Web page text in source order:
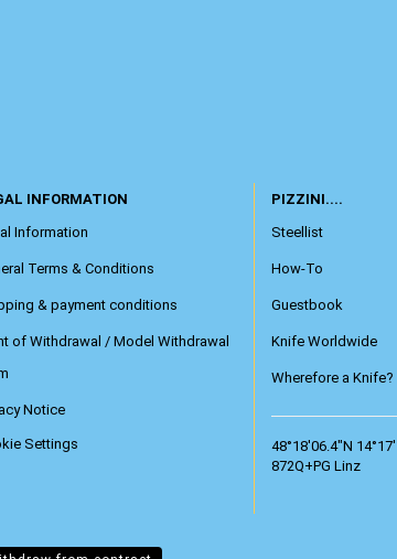
INFORMATION
Information
Terms & Conditions
& payment conditions
of Withdrawal / Model Withdrawal
Notice
Settings
PIZZINI....
Steellist
How-To
Guestbook
Knife Worldwide
Wherefore a Knife?
48°18'06.4"N
872Q+PG Linz